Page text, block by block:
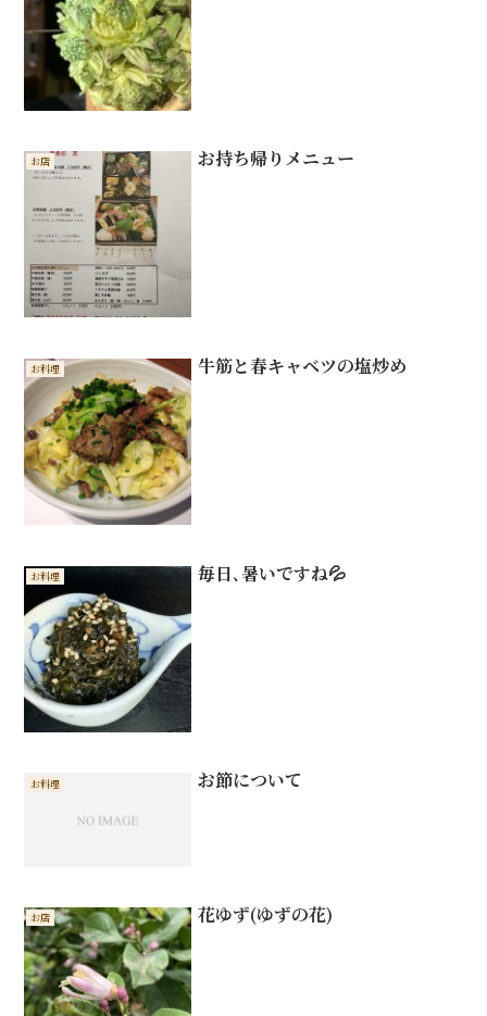
お店 お持ち帰りメニュー
お料理 牛筋と春キャベツの塩炒め
お料理 毎日､暑いですね💦
お料理 お節について
お店 花ゆず(ゆずの花)